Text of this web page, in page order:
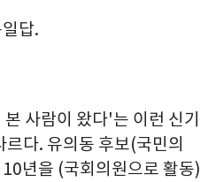
답.
사람이 왔다'는 이런 신기
다. 유의동 후보(국민의
년을 (국회의원으로 활동)